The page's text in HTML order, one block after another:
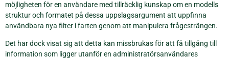
möjligheten för en användare med tillräcklig kunskap om en modells
struktur och formatet på dessa uppslagsargument att uppfinna
användbara nya filter i farten genom att manipulera frågesträngen.
Det har dock visat sig att detta kan missbrukas för att få tillgång till
information som ligger utanför en administratörsanvändares